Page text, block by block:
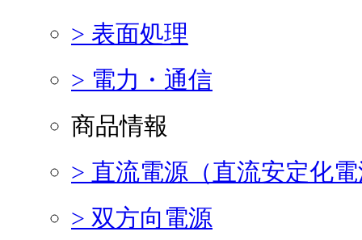
> 表面処理
> 電力・通信
商品情報
> 直流電源（直流安定化
> 双方向電源